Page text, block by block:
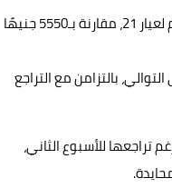
وأوضح واصف أن الذهب المحلي تراجع بنسبة 3.6% خلال الأسبوع المنقضي، ليسجل متوسط 5350 جنيهًا للجرام لعيار 21، مقارنة بـ5550 جنيهًا
بالتزامن مع التراجع
الأسبوع الماضي فوق مستوى 4000 دولار للأونصة، رغم تراجعها للأسبوع الثاني،